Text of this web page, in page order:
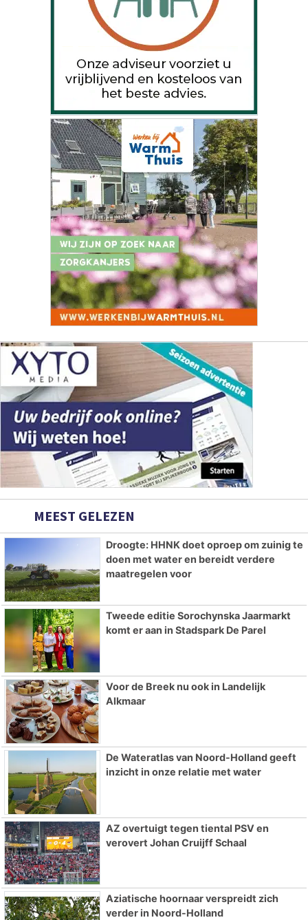
MEEST GELEZEN
Droogte: HHNK doet oproep om zuinig te
doen met water en bereidt verdere
maatregelen voor
Tweede editie Sorochynska Jaarmarkt
komt er aan in Stadspark De Parel
Voor de Breek nu ook in Landelijk
Alkmaar
De Wateratlas van Noord-Holland geeft
inzicht in onze relatie met water
AZ overtuigt tegen tiental PSV en
verovert Johan Cruijff Schaal
Aziatische hoornaar verspreidt zich
verder in Noord-Holland